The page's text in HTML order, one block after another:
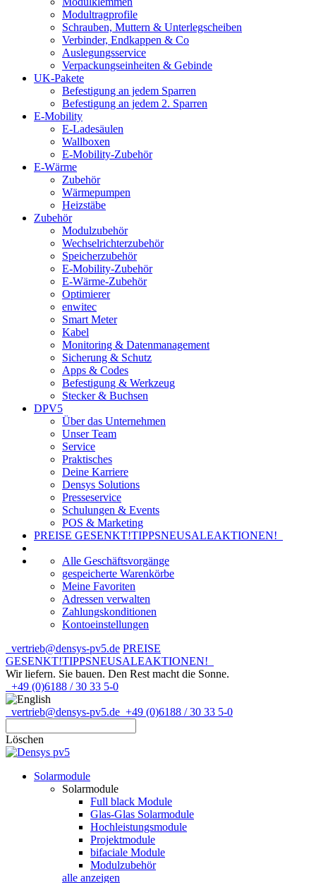
Modultragprofile
Schrauben, Muttern & Unterlegscheiben
Verbinder, Endkappen & Co
Auslegungsservice
Verpackungseinheiten & Gebinde
UK-Pakete
Befestigung an jedem Sparren
Befestigung an jedem 2. Sparren
E-Mobility
E-Ladesäulen
Wallboxen
E-Mobility-Zubehör
E-Wärme
Zubehör
Wärmepumpen
Heizstäbe
Zubehör
Modulzubehör
Wechselrichterzubehör
Speicherzubehör
E-Mobility-Zubehör
E-Wärme-Zubehör
Optimierer
enwitec
Smart Meter
Kabel
Monitoring & Datenmanagement
Sicherung & Schutz
Apps & Codes
Befestigung & Werkzeug
Stecker & Buchsen
DPV5
Über das Unternehmen
Unser Team
Service
Praktisches
Deine Karriere
Densys Solutions
Presseservice
Schulungen & Events
POS & Marketing
PREISE GESENKT!TIPPSNEUSALEAKTIONEN!
Alle Geschäftsvorgänge
gespeicherte Warenkörbe
Meine Favoriten
Adressen verwalten
Zahlungskonditionen
Kontoeinstellungen
vertrieb@densys-pv5.de PREISE
GESENKT!TIPPSNEUSALEAKTIONEN!
Wir liefern. Sie bauen. Den Rest macht die Sonne.
+49 (0)6188 / 30 33 5-0
vertrieb@densys-pv5.de +49 (0)6188 / 30 33 5-0
Löschen
Solarmodule
Solarmodule
Full black Module
Glas-Glas Solarmodule
Hochleistungsmodule
Projektmodule
bifaciale Module
Modulzubehör
alle anzeigen